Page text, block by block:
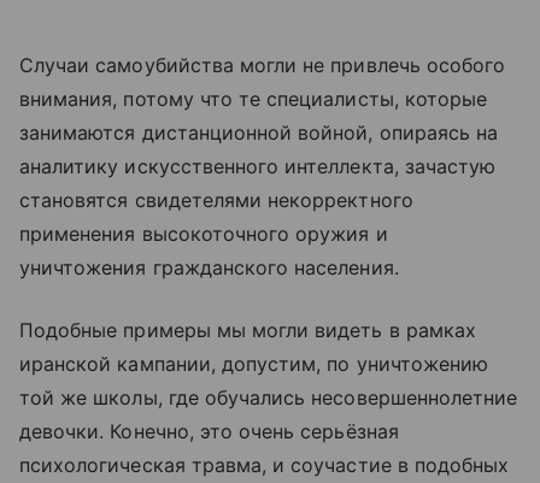
Случаи самоубийства могли не привлечь особого
внимания, потому что те специалисты, которые
занимаются дистанционной войной, опираясь на
аналитику искусственного интеллекта, зачастую
становятся свидетелями некорректного
применения высокоточного оружия и
уничтожения гражданского населения.
Подобные примеры мы могли видеть в рамках
иранской кампании, допустим, по уничтожению
той же школы, где обучались несовершеннолетние
девочки. Конечно, это очень серьёзная
психологическая травма, и соучастие в подобных